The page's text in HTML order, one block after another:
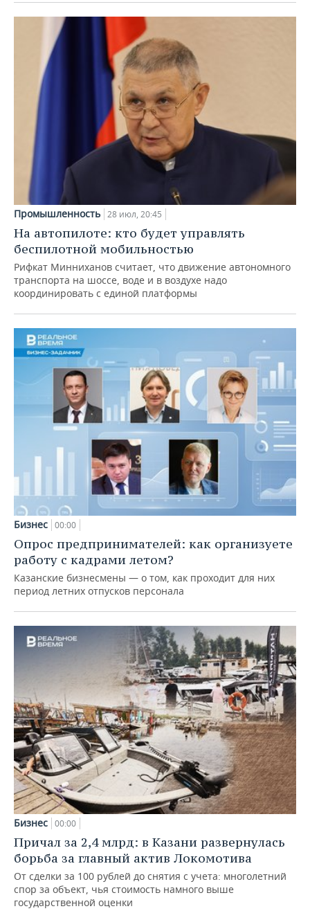
Промышленность 28 июл, 20:45
На автопилоте: кто будет управлять
беспилотной мобильностью
Рифкат Минниханов считает, что движение автономного
транспорта на шоссе, воде и в воздухе надо
координировать с единой платформы
Бизнес 00:00
Опрос предпринимателей: как организуете
работу с кадрами летом?
Казанские бизнесмены — о том, как проходит для них
период летних отпусков персонала
Бизнес 00:00
Причал за 2,4 млрд: в Казани развернулась
борьба за главный актив Локомотива
От сделки за 100 рублей до снятия с учета: многолетний
спор за объект, чья стоимость намного выше
государственной оценки